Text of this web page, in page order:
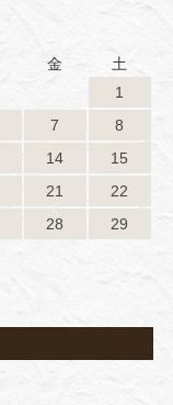
金
土
1
7
8
14
15
21
22
28
29